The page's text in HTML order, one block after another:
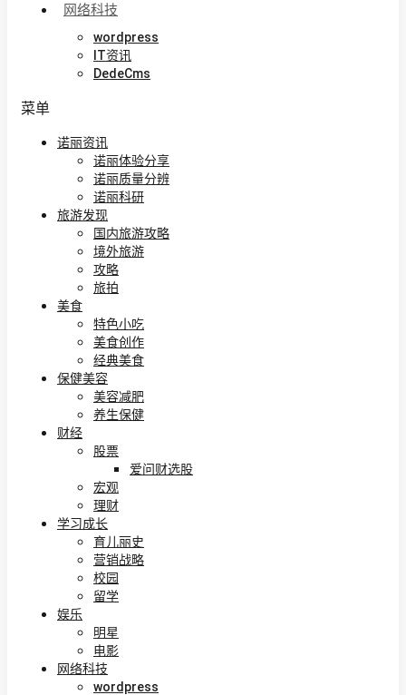
网络科技
wordpress
IT资讯
DedeCms
菜单
诺丽资讯
诺丽体验分享
诺丽质量分辨
诺丽科研
旅游发现
国内旅游攻略
境外旅游
攻略
旅拍
美食
特色小吃
美食创作
经典美食
保健美容
美容减肥
养生保健
财经
股票
爱问财选股
宏观
理财
学习成长
育儿丽史
营销战略
校园
留学
娱乐
明星
电影
网络科技
wordpress